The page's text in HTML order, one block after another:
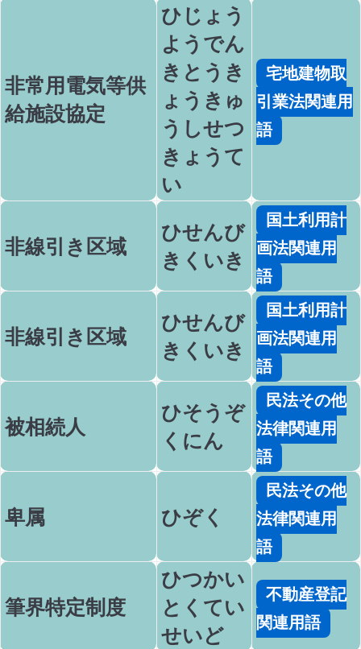
非常用電気等供
給施設協定
ひじょう
ようでん
きとうき
ょうきゅ
うしせつ
きょうて
い
宅地建物取
引業法関連用
語
非線引き区域
ひせんび
きくいき
国土利用計
画法関連用
語
非線引き区域
ひせんび
きくいき
国土利用計
画法関連用
語
被相続人
ひそうぞ
くにん
民法その他
法律関連用
語
卑属 ひぞく
民法その他
法律関連用
語
筆界特定制度
ひつかい
とくてい
せいど
不動産登記
関連用語